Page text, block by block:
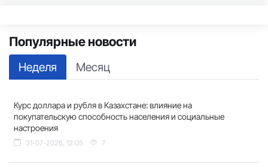
Популярные новости
Неделя Месяц
Курс доллара и рубля в Казахстане: влияние на
покупательскую способность населения и социальные
настроения
31-07-2026, 12:05 7